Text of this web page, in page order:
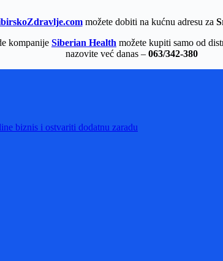
možete dobiti na kućnu adresu za
kompanije Siberian Health možete kupiti samo od
nazovite već danas – 063/342-380
biznis i ostvariti dodatnu zaradu